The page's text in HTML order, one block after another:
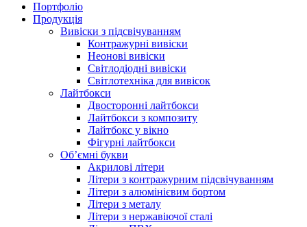
Портфоліо
Продукція
Вивіски з підсвічуванням
Контражурні вивіски
Неонові вивіски
Світлодіодні вивіски
Світлотехніка для вивісок
Лайтбокси
Двосторонні лайтбокси
Лайтбокси з композиту
Лайтбокс у вікно
Фігурні лайтбокси
Об’ємні букви
Акрилові літери
Літери з контражурним підсвічуванням
Літери з алюмінієвим бортом
Літери з металу
Літери з нержавіючої сталі